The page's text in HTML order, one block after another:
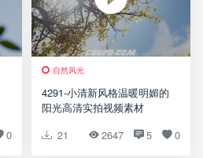
0
自然风光
4291-小清新风格温暖明媚的
阳光高清实拍视频素材
21
2647 5 0